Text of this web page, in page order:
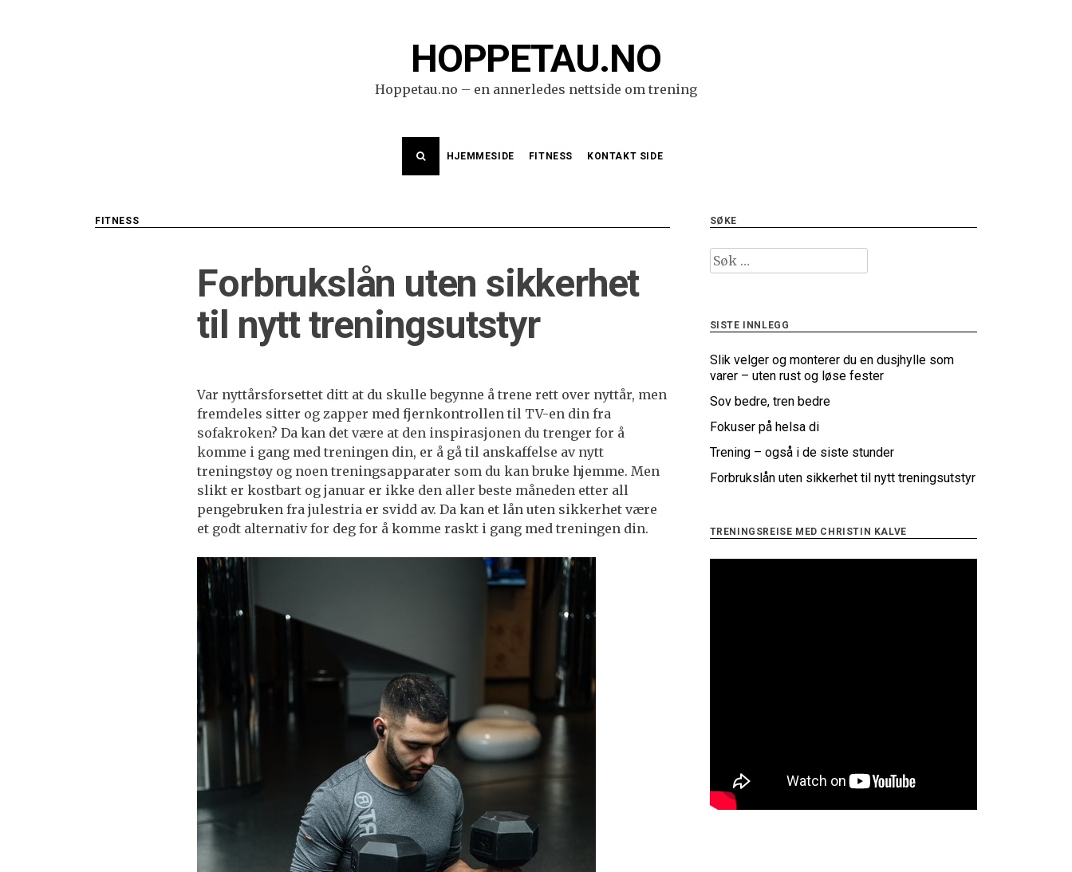
HOPPETAU.NO
Hoppetau.no – en annerledes nettside om trening
HJEMMESIDE FITNESS KONTAKT SIDE
FITNESS
Forbrukslån uten sikkerhet
til nytt treningsutstyr
Var nyttårsforsettet ditt at du skulle begynne å trene rett over nyttår, men
fremdeles sitter og zapper med fjernkontrollen til TV-en din fra
sofakroken? Da kan det være at den inspirasjonen du trenger for å
komme i gang med treningen din, er å gå til anskaffelse av nytt
treningstøy og noen treningsapparater som du kan bruke hjemme. Men
slikt er kostbart og januar er ikke den aller beste måneden etter all
pengebruken fra julestria er svidd av. Da kan et lån uten sikkerhet være
et godt alternativ for deg for å komme raskt i gang med treningen din.
SØKE
Leit
etter:
SISTE INNLEGG
Slik velger og monterer du en dusjhylle som
varer – uten rust og løse fester
Sov bedre, tren bedre
Fokuser på helsa di
Trening – også i de siste stunder
Forbrukslån uten sikkerhet til nytt treningsutstyr
TRENINGSREISE MED CHRISTIN KALVE